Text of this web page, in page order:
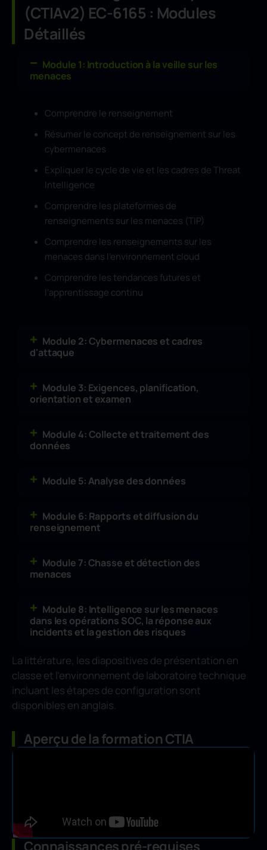
(CTIAv2) EC-6165 : Modules
Détaillés
Module 1: Introduction à la veille sur les
menaces
Comprendre le renseignement
Résumer le concept de renseignement sur les
cybermenaces
Expliquer le cycle de vie et les cadres de Threat
Intelligence
Comprendre les plateformes de
renseignements sur les menaces (TIP)
Comprendre les renseignements sur les
menaces dans l’environnement cloud
Comprendre les tendances futures et
l’apprentissage continu
Module 2: Cybermenaces et cadres
d'attaque
Module 3: Exigences, planification,
orientation et examen
Module 4: Collecte et traitement des
données
Module 5: Analyse des données
Module 6: Rapports et diffusion du
renseignement
Module 7: Chasse et détection des
menaces
Module 8: Intelligence sur les menaces
dans les opérations SOC, la réponse aux
incidents et la gestion des risques
La littérature, les diapositives de présentation en
classe et l’environnement de laboratoire technique
incluant les étapes de configuration sont
disponibles en anglais.
Aperçu de la formation CTIA